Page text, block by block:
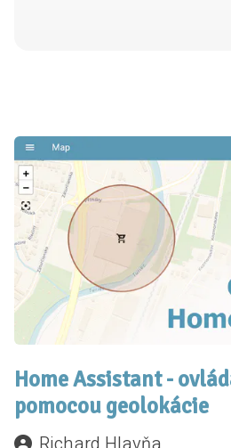
Home Assistant -
pomocou geolokácie